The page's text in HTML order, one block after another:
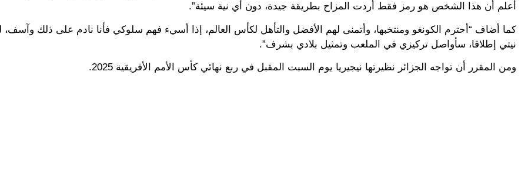
أعلم أن هذا الشخص هو رمز فقط أردت المزاح بطريقة جيدة، دون أي نية سيئة”.
كما أضاف “أحترم الكونغو ومنتخبها، وأتمنى لهم الأفضل والتأهل لكأس العالم، إذا أسيء فهم سلوكي فأنا نادم على ذلك
نيتي إطلاقا، سأواصل تركيزي في الملعب وتمثيل بلادي بشرف”.
ومن المقرر أن تواجه الجزائر نظيرتها نيجيريا يوم السبت المقبل في ربع نهائي كأس الأمم الأفريقية 2025.